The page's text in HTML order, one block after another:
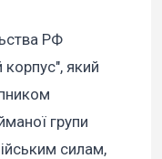
РФ
який
групи
силам,